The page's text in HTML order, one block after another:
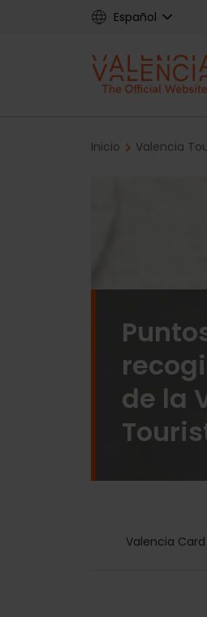
Español
Inicio Valencia
de la
Valencia Card